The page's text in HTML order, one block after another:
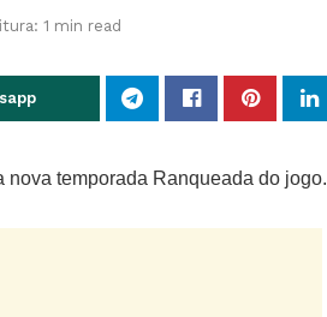
1 min read
temporada Ranqueada do jogo.